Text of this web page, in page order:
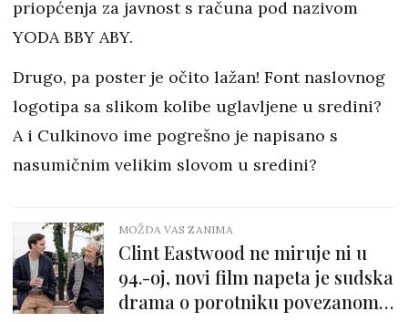
priopćenja za javnost s računa pod nazivom
YODA BBY ABY.
Drugo, pa poster je očito lažan! Font naslovnog
logotipa sa slikom kolibe uglavljene u sredini?
A i Culkinovo ime pogrešno je napisano s
nasumičnim velikim slovom u sredini?
MOŽDA VAS ZANIMA
Clint Eastwood ne miruje ni u
94.-oj, novi film napeta je sudska
drama o porotniku povezanom s